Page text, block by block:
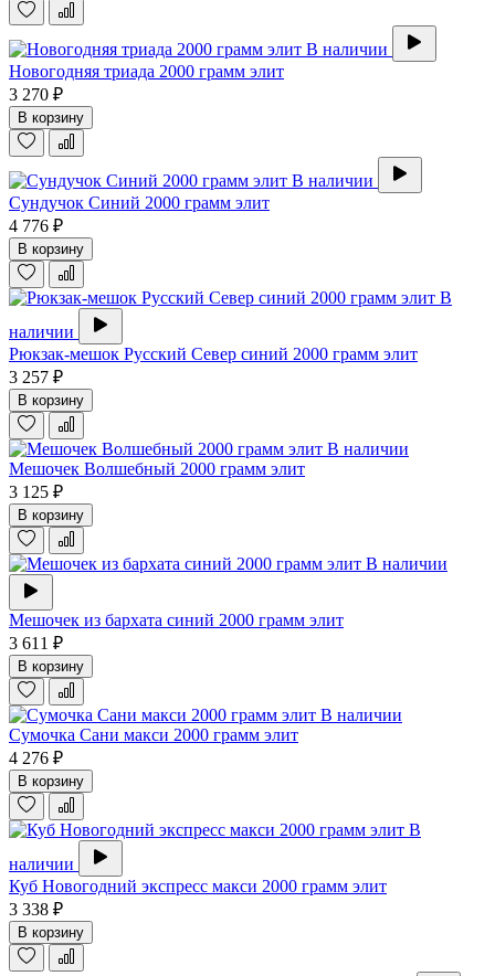
В наличии
Новогодняя триада 2000 грамм элит
3 270 ₽
В корзину
В наличии
Сундучок Синий 2000 грамм элит
4 776 ₽
В корзину
В
наличии
Рюкзак-мешок Русский Север синий 2000 грамм элит
3 257 ₽
В корзину
В наличии
Мешочек Волшебный 2000 грамм элит
3 125 ₽
В корзину
В наличии
Мешочек из бархата синий 2000 грамм элит
3 611 ₽
В корзину
В наличии
Сумочка Сани макси 2000 грамм элит
4 276 ₽
В корзину
В
наличии
Куб Новогодний экспресс макси 2000 грамм элит
3 338 ₽
В корзину